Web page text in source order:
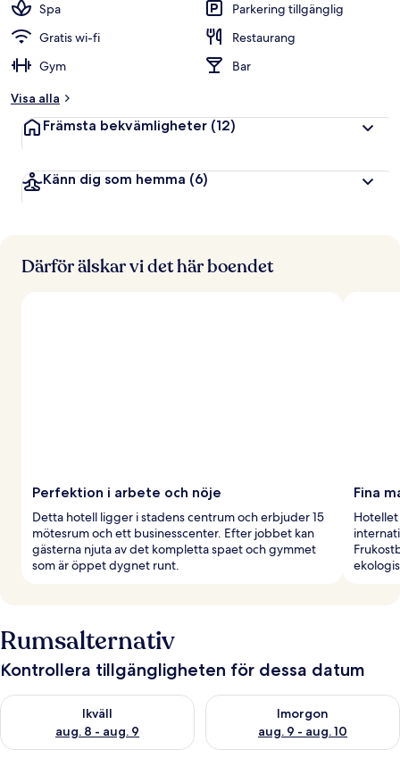
Spa
Parkering tillgänglig
Gratis wi-fi
Restaurang
Gym
Bar
Visa alla
Främsta bekvämligheter (12)
Känn dig som hemma (6)
Därför älskar vi det här boendet
Perfektion i arbete och nöje
Detta hotell ligger i stadens centrum och erbjuder 15
mötesrum och ett businesscenter. Efter jobbet kan
gästerna njuta av det kompletta spaet och gymmet
som är öppet dygnet runt.
Fina
Rumsalternativ
Kontrollera tillgängligheten för dessa datum
Ikväll
aug. 8 - aug. 9
Kontrollera tillgängligheten för ikväll aug. 8 - aug. 9
Imorgon
aug. 9 - aug. 10
Kontrollera tillgängligheten